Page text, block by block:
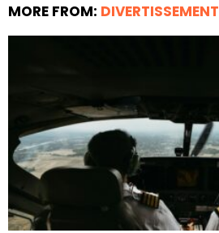
MORE FROM: DIVERTISSEMENT